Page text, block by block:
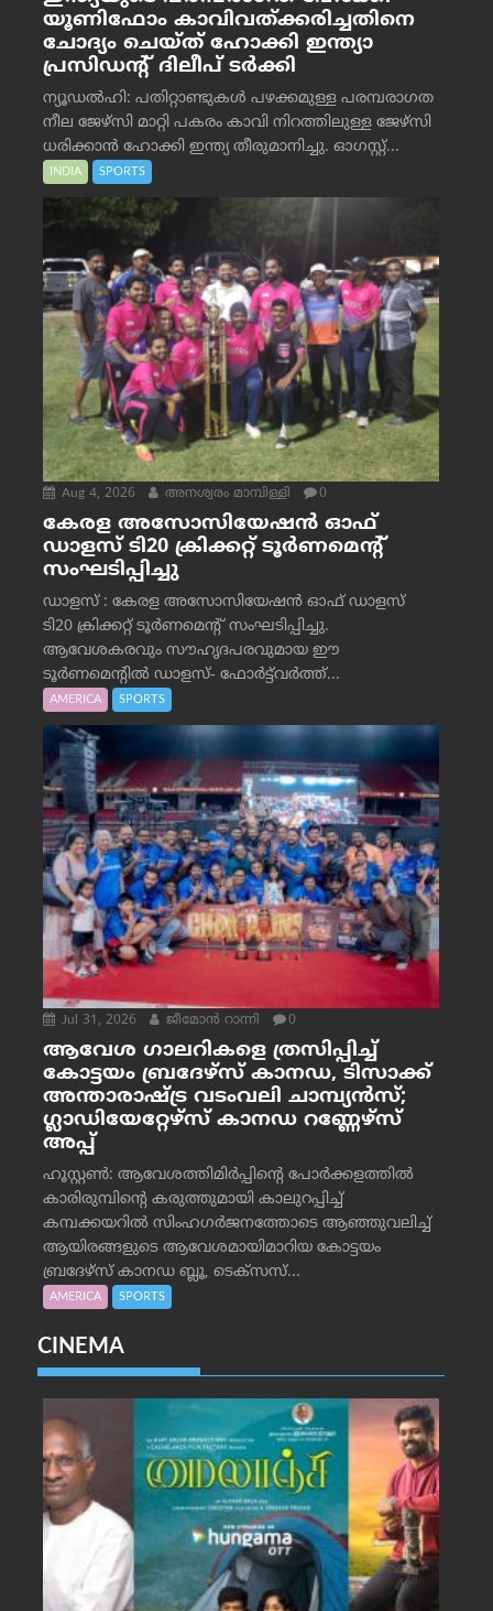
യൂണിഫോം കാവിവത്ക്കരിച്ചതിനെ
ചോദ്യം ചെയ്ത് ഹോക്കി ഇന്ത്യാ
പ്രസിഡന്റ് ദിലീപ് ടര്‍ക്കി
ന്യൂഡൽഹി: പതിറ്റാണ്ടുകൾ പഴക്കമുള്ള പരമ്പരാഗത
നീല ജേഴ്‌സി മാറ്റി പകരം കാവി നിറത്തിലുള്ള ജേഴ്‌സി
ധരിക്കാൻ ഹോക്കി ഇന്ത്യ തീരുമാനിച്ചു. ഓഗസ്റ്റ്...
INDIA SPORTS
Aug 4, 2026 അനശ്വരം മാമ്പിള്ളി 0
കേരള അസോസിയേഷൻ ഓഫ്
ഡാളസ് ടി20 ക്രിക്കറ്റ് ടൂർണമെന്റ്
സംഘടിപ്പിച്ചു
ഡാളസ് : കേരള അസോസിയേഷൻ ഓഫ് ഡാളസ്
ടി20 ക്രിക്കറ്റ് ടൂർണമെന്റ് സംഘടിപ്പിച്ചു.
ആവേശകരവും സൗഹൃദപരവുമായ ഈ
ടൂർണമെന്റിൽ ഡാളസ്- ഫോർട്ട്‌വര്‍ത്ത്...
AMERICA SPORTS
Jul 31, 2026 ജീമോന്‍ റാന്നി 0
ആവേശ ഗാലറികളെ ത്രസിപ്പിച്ച്
കോട്ടയം ബ്രദേഴ്‌സ് കാനഡ, ടിസാക്ക്
അന്താരാഷ്ട്ര വടംവലി ചാമ്പ്യന്‍സ്;
ഗ്ലാഡിയേറ്റേഴ്‌സ് കാനഡ റണ്ണേഴ്‌സ്
അപ്പ്
ഹൂസ്റ്റണ്‍: ആവേശത്തിമിര്‍പ്പിന്റെ പോര്‍ക്കളത്തില്‍
കാരിരുമ്പിന്റെ കരുത്തുമായി കാലുറപ്പിച്ച്
കമ്പക്കയറില്‍ സിംഹഗര്‍ജനത്തോടെ ആഞ്ഞുവലിച്ച്
ആയിരങ്ങളുടെ ആവേശമായിമാറിയ കോട്ടയം
ബ്രദേഴ്‌സ് കാനഡ ബ്ലൂ, ടെക്‌സസ്...
AMERICA SPORTS
CINEMA